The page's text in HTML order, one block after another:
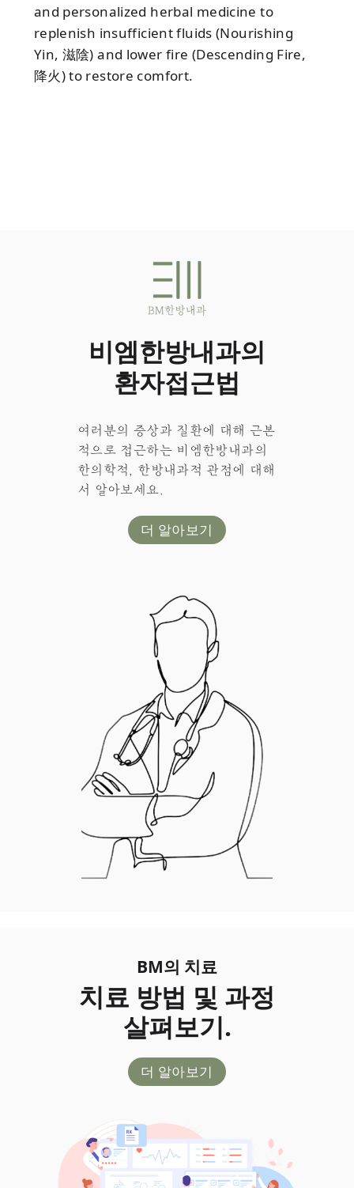
and personalized herbal medicine to
replenish insufficient fluids (Nourishing
Yin, 滋陰) and lower fire (Descending Fire,
降火) to restore comfort.
비엠한방내과의
환자접근법
여러분의 증상과 질환에 대해 근본
적으로 접근하는 비엠한방내과의
한의학적, 한방내과적 관점에 대해
서 알아보세요.
더 알아보기
BM의 치료
치료 방법 및 과정
살펴보기.
더 알아보기